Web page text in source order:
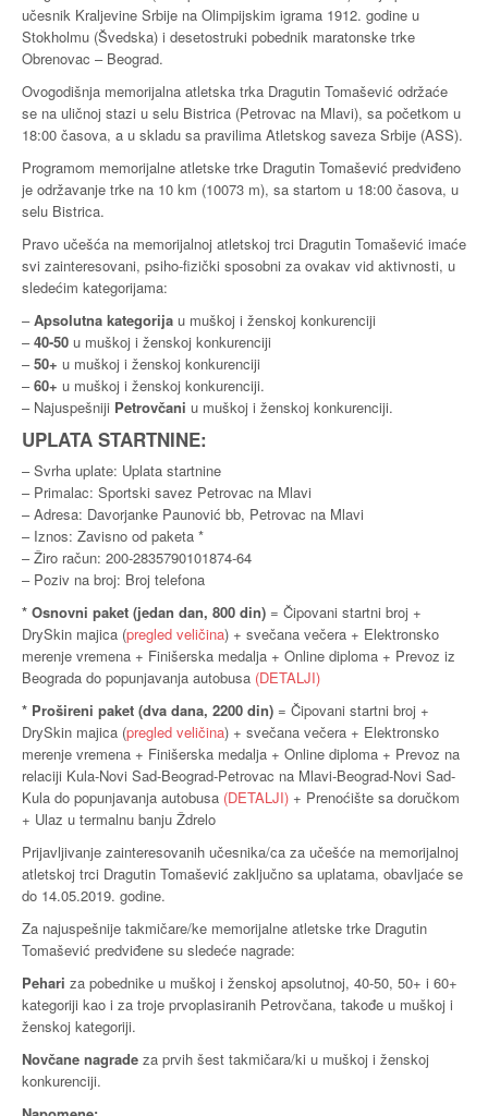
učesnik Kraljevine Srbije na Olimpijskim igrama 1912. godine u
Stokholmu (Švedska) i desetostruki pobednik maratonske trke
Obrenovac – Beograd.
Ovogodišnja memorijalna atletska trka Dragutin Tomašević održaće
se na uličnoj stazi u selu Bistrica (Petrovac na Mlavi), sa početkom u
18:00 časova, a u skladu sa pravilima Atletskog saveza Srbije (ASS).
Programom memorijalne atletske trke Dragutin Tomašević predviđeno
je održavanje trke na 10 km (10073 m), sa startom u 18:00 časova, u
selu Bistrica.
Pravo učešća na memorijalnoj atletskoj trci Dragutin Tomašević imaće
svi zainteresovani, psiho-fizički sposobni za ovakav vid aktivnosti, u
sledećim kategorijama:
–Apsolutna kategorija u muškoj i ženskoj konkurenciji
–40-50 u muškoj i ženskoj konkurenciji
–50+ u muškoj i ženskoj konkurenciji
–60+ u muškoj i ženskoj konkurenciji.
– Najuspešniji Petrovčani u muškoj i ženskoj konkurenciji.
UPLATA STARTNINE:
– Svrha uplate: Uplata startnine
– Primalac: Sportski savez Petrovac na Mlavi
– Adresa: Davorjanke Paunović bb, Petrovac na Mlavi
– Iznos: Zavisno od paketa *
– Žiro račun: 200-2835790101874-64
– Poziv na broj: Broj telefona
* Osnovni paket (jedan dan, 800 din) = Čipovani startni broj +
DrySkin majica (pregled veličina) + svečana večera + Elektronsko
merenje vremena + Finišerska medalja + Online diploma + Prevoz iz
Beograda do popunjavanja autobusa (DETALJI)
* Prošireni paket (dva dana, 2200 din) = Čipovani startni broj +
DrySkin majica (pregled veličina) + svečana večera + Elektronsko
merenje vremena + Finišerska medalja + Online diploma + Prevoz na
relaciji Kula-Novi Sad-Beograd-Petrovac na Mlavi-Beograd-Novi Sad-
Kula do popunjavanja autobusa (DETALJI) + Prenoćište sa doručkom
+ Ulaz u termalnu banju Ždrelo
Prijavljivanje zainteresovanih učesnika/ca za učešće na memorijalnoj
atletskoj trci Dragutin Tomašević zaključno sa uplatama, obavljaće se
do 14.05.2019. godine.
Za najuspešnije takmičare/ke memorijalne atletske trke Dragutin
Tomašević predviđene su sledeće nagrade:
Pehari za pobednike u muškoj i ženskoj apsolutnoj, 40-50, 50+ i 60+
kategoriji kao i za troje prvoplasiranih Petrovčana, takođe u muškoj i
ženskoj kategoriji.
Novčane nagrade za prvih šest takmičara/ki u muškoj i ženskoj
konkurenciji.